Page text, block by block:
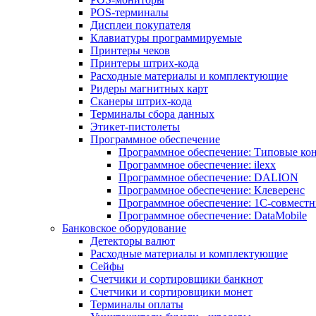
POS-терминалы
Дисплеи покупателя
Клавиатуры программируемые
Принтеры чеков
Принтеры штрих-кода
Расходные материалы и комплектующие
Ридеры магнитных карт
Сканеры штрих-кода
Терминалы сбора данных
Этикет-пистолеты
Программное обеспечение
Программное обеспечение: Типовые
Программное обеспечение: ilexx
Программное обеспечение: DALION
Программное обеспечение: Клеверенс
Программное обеспечение: 1С-
Программное обеспечение: DataMobile
Банковское оборудование
Детекторы валют
Расходные материалы и комплектующие
Сейфы
Счетчики и сортировщики банкнот
Счетчики и сортировщики монет
Терминалы оплаты